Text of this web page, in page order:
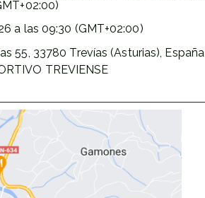
a las 09:30 (GMT+02:00)
55, 33780 Trevías (Asturias), España
TREVIENSE